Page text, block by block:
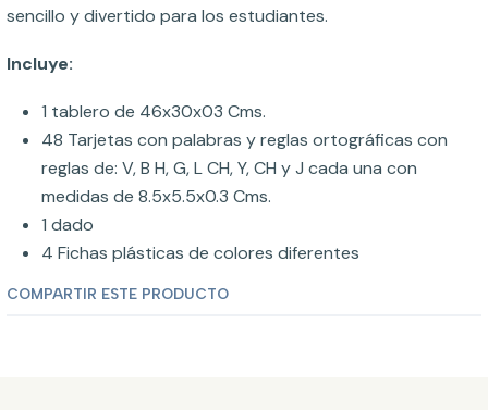
sencillo y divertido para los estudiantes.
Incluye:
1 tablero de 46x30x03 Cms.
48 Tarjetas con palabras y reglas ortográficas con
reglas de: V, B H, G, L CH, Y, CH y J cada una con
medidas de 8.5x5.5x0.3 Cms.
1 dado
4 Fichas plásticas de colores diferentes
COMPARTIR ESTE PRODUCTO